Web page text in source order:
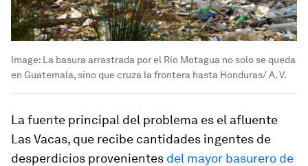
Image: La basura arrastrada por el Río Motagua no solo se queda
en Guatemala, sino que cruza la frontera hasta Honduras/ A. V.
La fuente principal del problema es el afluente
Las Vacas, que recibe cantidades ingentes de
desperdicios provenientes del mayor basurero de